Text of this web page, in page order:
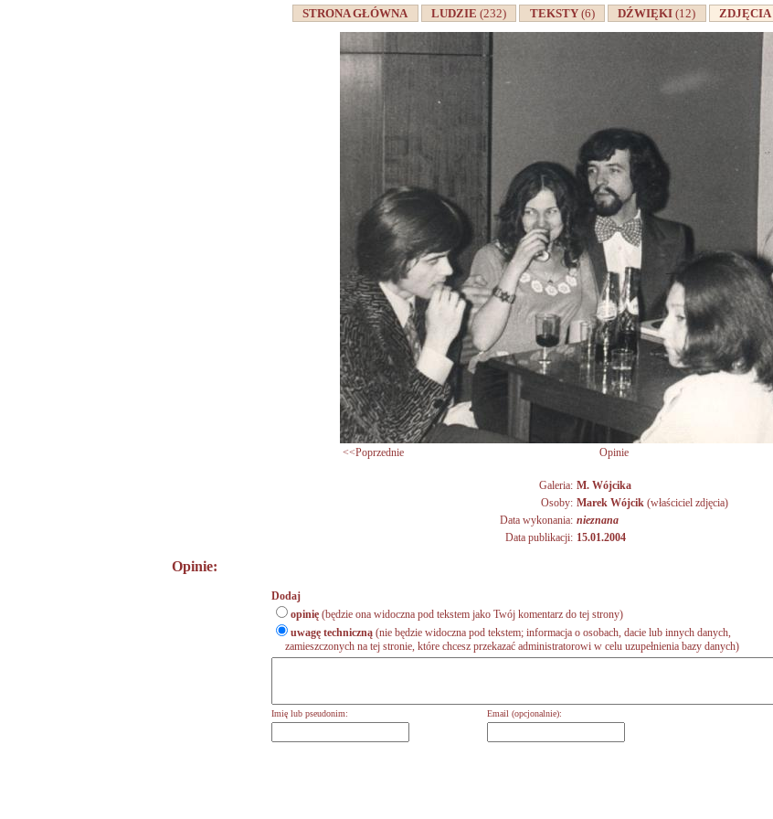
STRONA GŁÓWNA LUDZIE(232) TEKSTY (6) DŹWIĘKI(12) ZDJĘCIA
<<Poprzednie Opinie
Galeria: M. Wójcika
Osoby: Marek Wójcik (właściciel zdjęcia)
Data wykonania: nieznana
Data publikacji: 15.01.2004
Opinie:
Dodaj
opinię (będzie ona widoczna pod tekstem jako Twój komentarz do tej strony)
uwagę techniczną (nie będzie widoczna pod tekstem; informacja o osobach, dacie lub innych danych,
zamieszczonych na tej stronie, które chcesz przekazać administratorowi w celu uzupełnienia bazy danych)
Imię lub pseudonim: Email (opcjonalnie):